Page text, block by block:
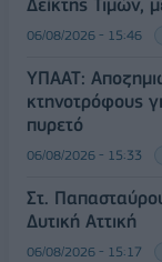
06/08/2026 - 15:46
ΥΠΑΑΤ:
κτηνοτρόφους
πυρετό
06/08/2026 - 15:33
Στ.
Δυτική Αττική
06/08/2026 - 15:17